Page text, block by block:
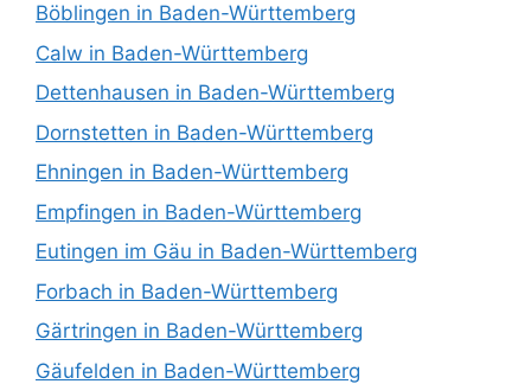
Böblingen in Baden-Württemberg
Calw in Baden-Württemberg
Dettenhausen in Baden-Württemberg
Dornstetten in Baden-Württemberg
Ehningen in Baden-Württemberg
Empfingen in Baden-Württemberg
Eutingen im Gäu in Baden-Württemberg
Forbach in Baden-Württemberg
Gärtringen in Baden-Württemberg
Gäufelden in Baden-Württemberg